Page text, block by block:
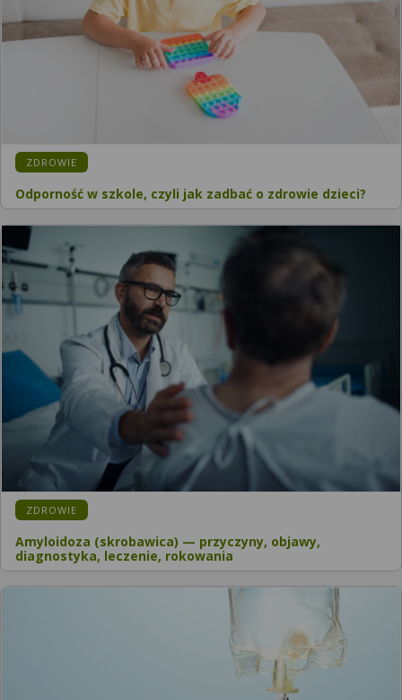
KATEGORIA:
ZDROWIE
Odporność w szkole, czyli jak zadbać o zdrowie dzieci?
KATEGORIA:
ZDROWIE
Amyloidoza (skrobawica) — przyczyny, objawy,
diagnostyka, leczenie, rokowania